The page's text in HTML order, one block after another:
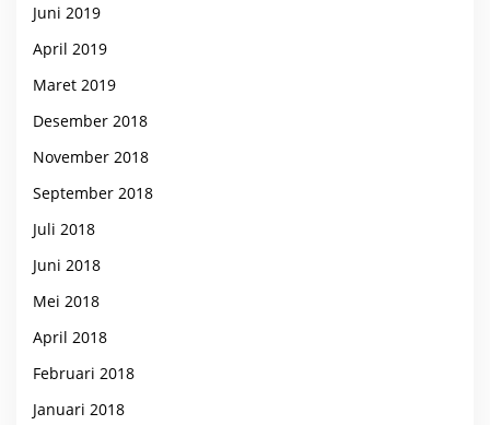
Juni 2019
April 2019
Maret 2019
Desember 2018
November 2018
September 2018
Juli 2018
Juni 2018
Mei 2018
April 2018
Februari 2018
Januari 2018